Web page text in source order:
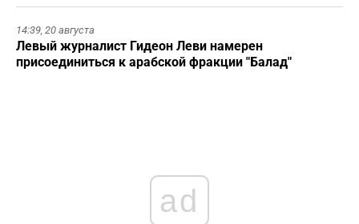
14:39, 20 августа
Левый журналист Гидеон Леви намерен
присоединиться к арабской фракции "Балад"
ad